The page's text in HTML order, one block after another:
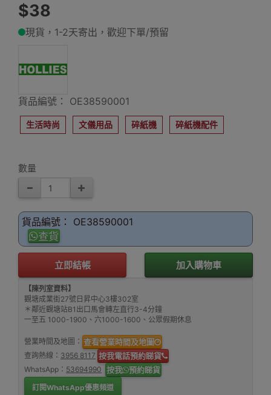
$38
現貨，1-2天寄出，歡迎下單/預留
貨品編號： OE38590001
生活時尚 文儀用品 碎紙機 碎紙機配件
數量
貨品編號： OE38590001
查貨
立即結帳 加入購物車
【陳列室資料】
觀塘成業街27號日昇中心3樓302室
＊鄰近觀塘站B1出口馬會轉左直行3-4分鐘
一至五 1000-1900、六1000-1600、公眾假期休息
營業時間及地圖： 查看營業時間及地圖
查詢熱線： 3956 8117 按我電話預約睇貨
WhatsApp： 53694990 按我 預約睇貨
訂閱WhatsApp優惠頻道